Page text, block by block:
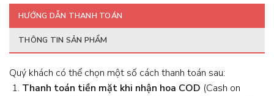
HƯỚNG DẪN THANH TOÁN
THÔNG TIN SẢN PHẨM
Quý khách có thể chọn một số cách thanh toán sau:
Thanh toán tiền mặt khi nhận hoa COD (Cash on